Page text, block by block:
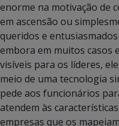
enorme na motivação de
em ascensão ou
queridos e
embora em muitos casos
visíveis para os líderes,
meio de uma tecnologia
pede aos funcionários
atendem às
empresas que os